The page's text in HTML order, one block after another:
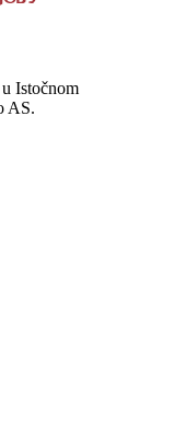
Istočnom
AS.